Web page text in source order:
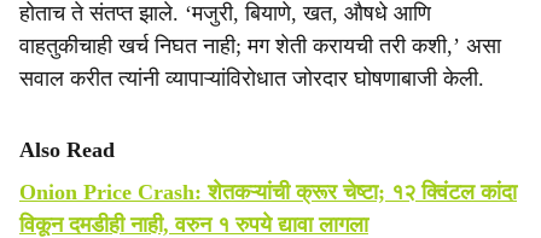
होताच ते संतप्त झाले. ‘मजुरी, बियाणे, खत, औषधे आणि
वाहतुकीचाही खर्च निघत नाही; मग शेती करायची तरी कशी,’ असा
सवाल करीत त्यांनी व्यापाऱ्यांविरोधात जोरदार घोषणाबाजी केली.
Also Read
Onion Price Crash: शेतकऱ्यांची क्रूर चेष्टा; १२ क्विंटल कांदा
विकून दमडीही नाही, वरुन १ रुपये द्यावा लागला